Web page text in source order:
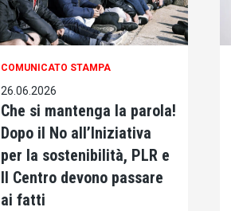
COMUNICATO STAMPA
26.06.2026
Che si mantenga la parola!
Dopo il No all’Iniziativa
per la sostenibilità, PLR e
Il Centro devono passare
ai fatti